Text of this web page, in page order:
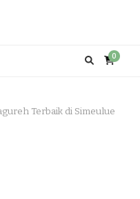
0
Terbaik di Simeulue